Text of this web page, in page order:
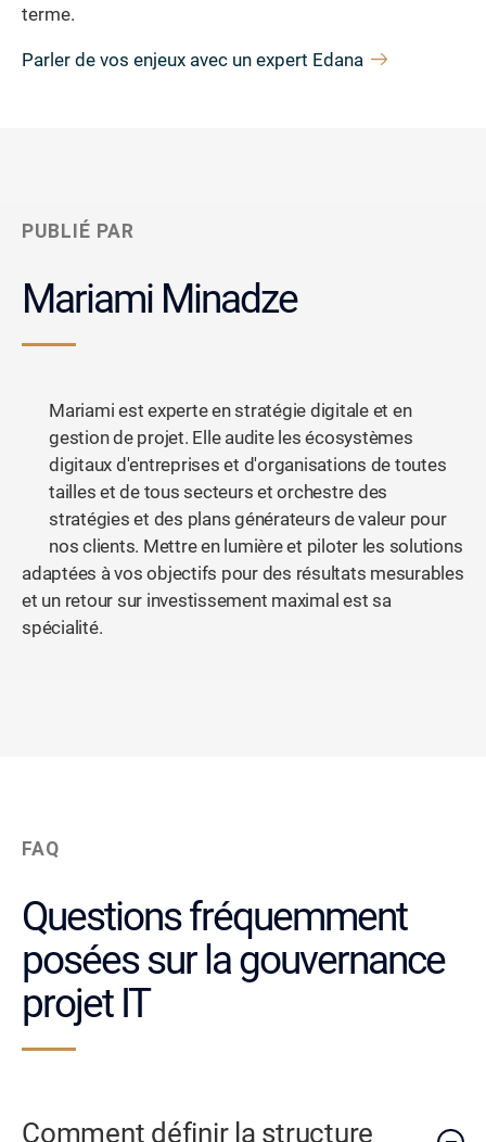
terme.
Parler de vos enjeux avec un expert Edana
PUBLIÉ PAR
Mariami Minadze
Mariami est experte en stratégie digitale et en
gestion de projet. Elle audite les écosystèmes
digitaux d'entreprises et d'organisations de toutes
tailles et de tous secteurs et orchestre des
stratégies et des plans générateurs de valeur pour
nos clients. Mettre en lumière et piloter les solutions
adaptées à vos objectifs pour des résultats mesurables
et un retour sur investissement maximal est sa
spécialité.
FAQ
Questions fréquemment
posées sur la gouvernance
projet IT
Comment définir la structure